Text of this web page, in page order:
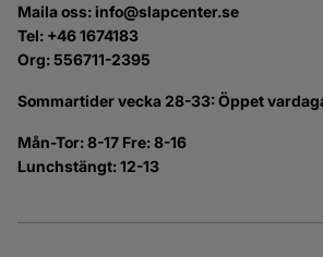
Maila oss: info@slapcenter.se
Tel: +46 1674183
Org: 556711-2395
Sommartider vecka 28-33: Öppet
Mån-Tor: 8-17 Fre: 8-16
Lunchstängt: 12-13